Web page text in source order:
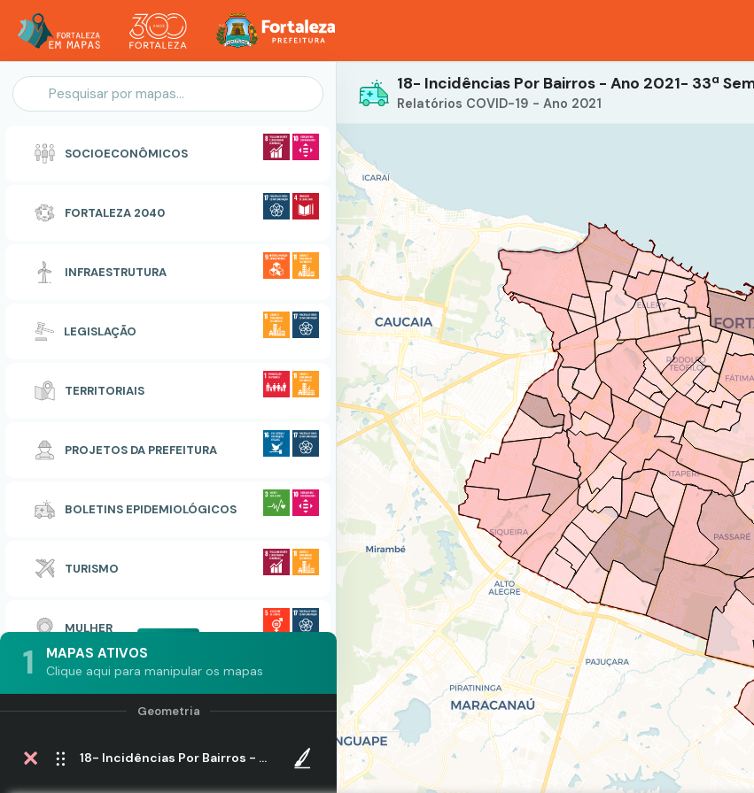
SOCIOECONÔMICOS
FORTALEZA 2040
INFRAESTRUTURA
LEGISLAÇÃO
TERRITORIAIS
PROJETOS DA PREFEITURA
BOLETINS EPIDEMIOLÓGICOS
TURISMO
MULHER
1 MAPAS ATIVOS
Clique aqui para manipular os mapas
18- Incidências Por Bairros - Ano 2021- 33ª Semana Epidemiológica
Personalização do Mapa
Zonas Especiais de Interesse Social
Relatórios COVID-19 - Ano 2021